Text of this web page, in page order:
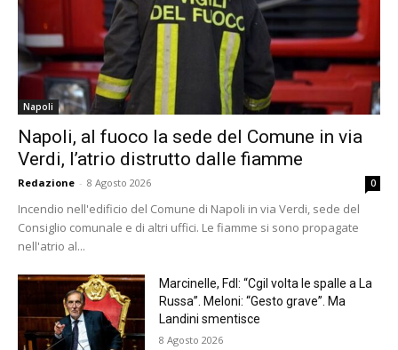
Napoli
Napoli, al fuoco la sede del Comune in via
Verdi, l’atrio distrutto dalle fiamme
Redazione - 8 Agosto 2026 0
Incendio nell'edificio del Comune di Napoli in via Verdi, sede del
Consiglio comunale e di altri uffici. Le fiamme si sono propagate
nell'atrio al...
Marcinelle, FdI: “Cgil volta le spalle a La
Russa”. Meloni: “Gesto grave”. Ma
Landini smentisce
8 Agosto 2026